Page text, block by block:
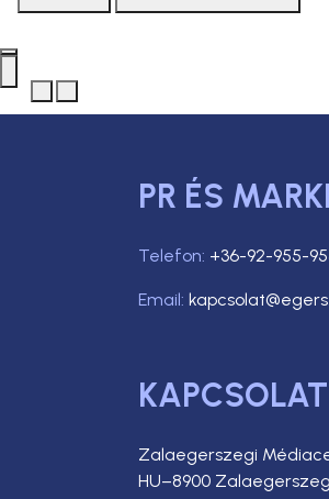
PR ÉS
Telefon: +36-92-955-
Email:
KAPCSOLAT
Zalaegerszegi
HU–8900